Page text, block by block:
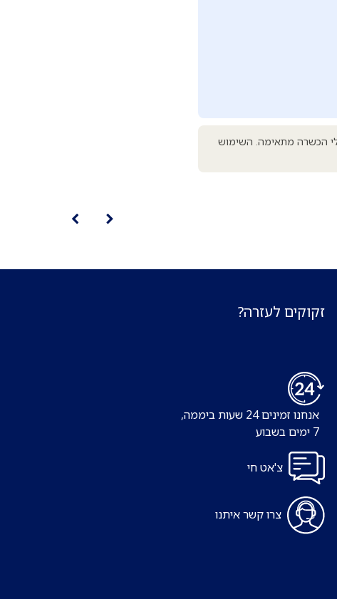
הכשרה מתאימה. השימוש
זקוקים לעזרה?
אנחנו זמינים 24 שעות ביממה,
7 ימים בשבוע
צ'אט חי
צרו קשר איתנו